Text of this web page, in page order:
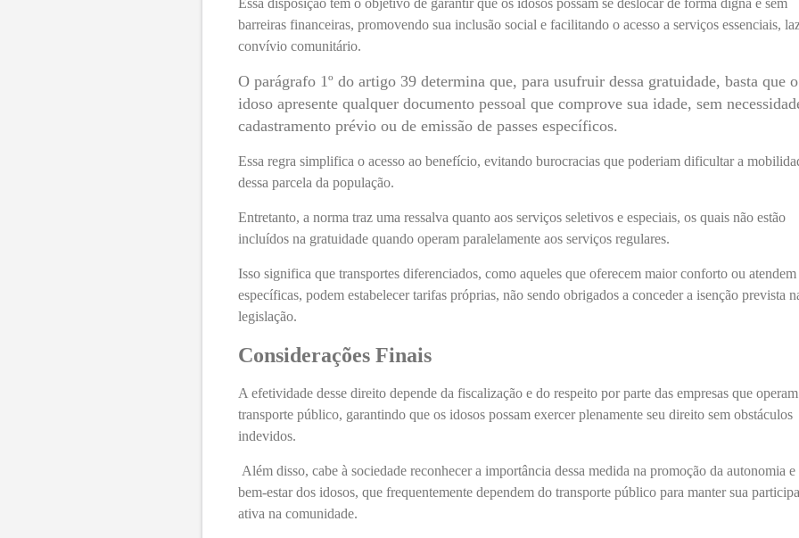
Essa disposição tem o objetivo de garantir que os idosos possam se deslocar de forma digna e sem
barreiras financeiras, promovendo sua inclusão social e facilitando o acesso a serviços essenciais,
convívio comunitário.
O parágrafo 1º do artigo 39 determina que, para usufruir dessa gratuidade, basta que o
idoso apresente qualquer documento pessoal que comprove sua idade, sem
cadastramento prévio ou de emissão de passes específicos.
Essa regra simplifica o acesso ao benefício, evitando burocracias que poderiam dificultar a
dessa parcela da população.
Entretanto, a norma traz uma ressalva quanto aos serviços seletivos e especiais, os quais não estão
incluídos na gratuidade quando operam paralelamente aos serviços regulares.
Isso significa que transportes diferenciados, como aqueles que oferecem maior conforto ou atendem
específicas, podem estabelecer tarifas próprias, não sendo obrigados a conceder a isenção prevista
legislação.
Considerações Finais
A efetividade desse direito depende da fiscalização e do respeito por parte das empresas que
transporte público, garantindo que os idosos possam exercer plenamente seu direito sem obstáculos
indevidos.
Além disso, cabe à sociedade reconhecer a importância dessa medida na promoção da autonomia e
bem-estar dos idosos, que frequentemente dependem do transporte público para manter sua
ativa na comunidade.